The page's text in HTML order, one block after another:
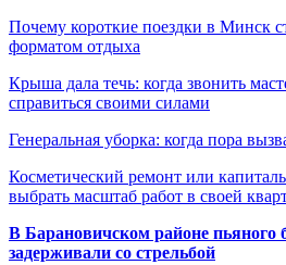
Почему короткие поездки в Минск
форматом отдыха
Крыша дала течь: когда звонить
справиться своими силами
Генеральная уборка: когда пора
Косметический ремонт или
выбрать масштаб работ в своей
В Барановичском районе пьяного
задерживали со стрельбой